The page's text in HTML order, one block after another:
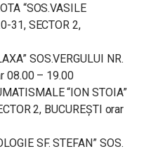
“SOS.VASILE
31, SECTOR 2,
SOS.VERGULUI NR.
08.00 – 19.00
“ION STOIA”
2, BUCUREŞTI orar
SF. STEFAN” SOS.